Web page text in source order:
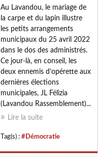
Au Lavandou, le mariage de
la carpe et du lapin illustre
les petits arrangements
municipaux du 25 avril 2022
dans le dos des administrés.
Ce jour-là, en conseil, les
deux ennemis d’opérette aux
dernières élections
municipales, JL Félizia
(Lavandou Rassemblement)...
Lire la suite
Tag(s) : #Démocratie